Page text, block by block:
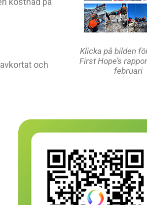
Klicka på bilden
First Hope’s
februari
och